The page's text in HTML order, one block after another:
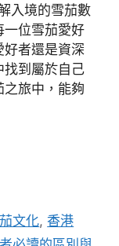
入境的雪茄數
一位雪茄愛好
好者還是資深
找到屬於自己
之旅中，能夠
文化, 香港